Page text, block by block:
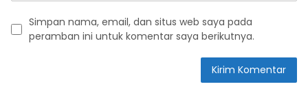
Simpan nama, email, dan situs web saya pada
peramban ini untuk komentar saya berikutnya.